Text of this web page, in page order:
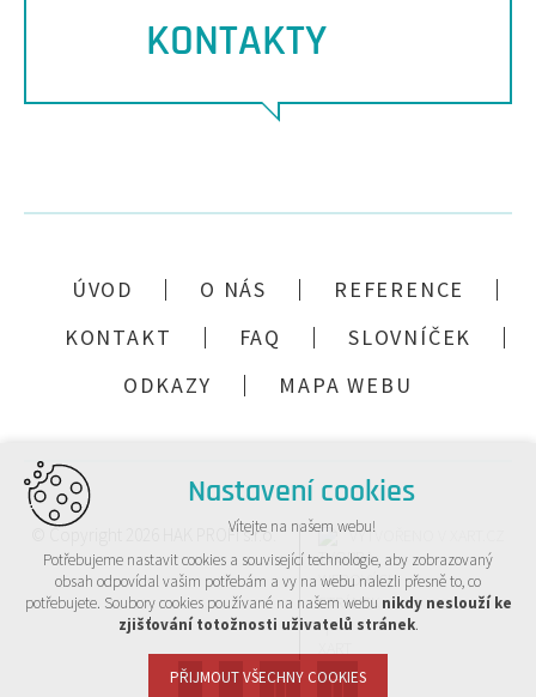
KONTAKTY
ÚVOD O NÁS
REFERENCE
KONTAKT
FAQ
SLOVNÍČEK
ODKAZY
MAPA WEBU
© Copyright 2026 HAK PROFI s.r.o. VYTVOŘENO V XART.CZ
Nastavení cookies
Vítejte na našem webu!
Potřebujeme nastavit cookies a související technologie, aby zobrazovaný
obsah odpovídal vašim potřebám a vy na webu nalezli přesně to, co
potřebujete. Soubory cookies používané na našem webu nikdy neslouží ke
zjišťování totožnosti uživatelů stránek.
PŘIJMOUT VŠECHNY COOKIES